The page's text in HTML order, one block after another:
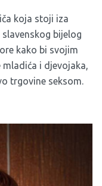
koja stoji iza
bijelog
kako bi svojim
mladića i djevojaka,
trgovine seksom.